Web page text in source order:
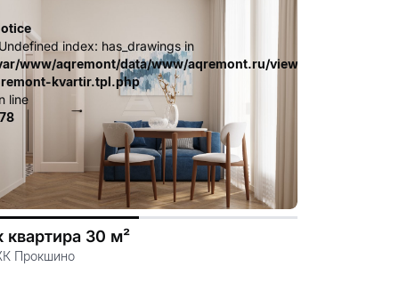
index: has_drawings in
www/aqremont/data/www/aqremont.ru/view/templates_c/
kvartir.tpl.php
line
квартира 30 м²
Прокшино